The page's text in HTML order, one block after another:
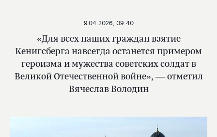
«Для всех наших граждан взятие
Кенигсберга навсегда останется примером
героизма и мужества советских солдат в
Великой Отечественной войне», — отметил
Вячеслав Володин
9.04.2026, 09:40